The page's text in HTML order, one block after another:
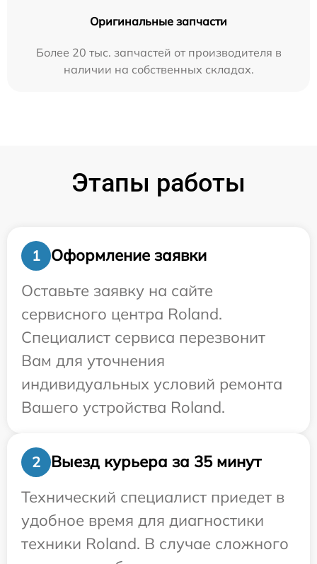
Оригинальные запчасти
Более 20 тыс. запчастей от производителя в
наличии на собственных складах.
Этапы работы
1
Оформление заявки
Оставьте заявку на сайте
сервисного центра Roland.
Специалист сервиса перезвонит
Вам для уточнения
индивидуальных условий ремонта
Вашего устройства Roland.
2
Выезд курьера за 35 минут
Технический специалист приедет в
удобное время для диагностики
техники Roland. В случае сложного